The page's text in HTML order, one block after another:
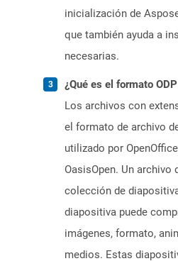
inicialización de
que también ayuda a
necesarias.
¿Qué es el formato ODP
Los archivos con
el formato de archivo
utilizado por
OasisOpen. Un archivo
colección de
diapositiva puede
imágenes, formato,
medios. Estas